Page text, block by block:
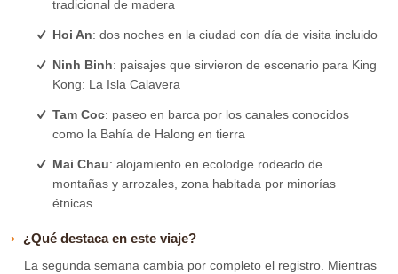
tradicional de madera
Hoi An: dos noches en la ciudad con día de visita incluido
Ninh Binh: paisajes que sirvieron de escenario para King
Kong: La Isla Calavera
Tam Coc: paseo en barca por los canales conocidos
como la Bahía de Halong en tierra
Mai Chau: alojamiento en ecolodge rodeado de
montañas y arrozales, zona habitada por minorías
étnicas
¿Qué destaca en este viaje?
La segunda semana cambia por completo el registro. Mientras